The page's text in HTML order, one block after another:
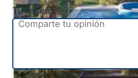
Tu reseña